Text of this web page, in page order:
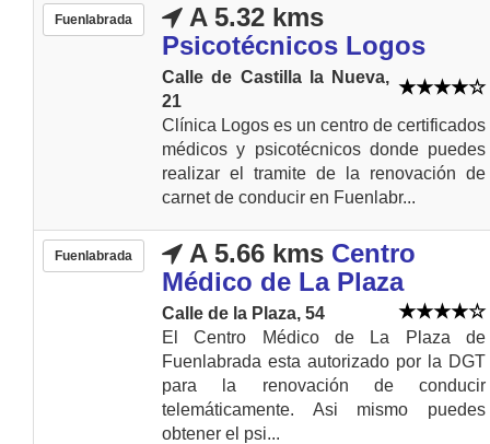
Fuenlabrada
A 5.32 kms
Psicotécnicos Logos
Calle de Castilla la Nueva,
21
Clínica Logos es un centro de certificados
médicos y psicotécnicos donde puedes
realizar el tramite de la renovación de
carnet de conducir en Fuenlabr...
Fuenlabrada A 5.66 kms Centro
Médico de La Plaza
Calle de la Plaza, 54
El Centro Médico de La Plaza de
Fuenlabrada esta autorizado por la DGT
para la renovación de conducir
telemáticamente. Asi mismo puedes
obtener el psi...